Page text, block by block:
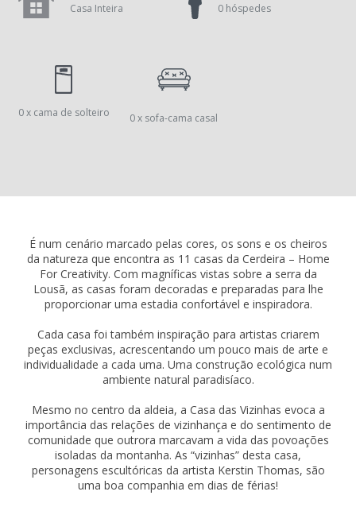
Casa Inteira
0 x cama de solteiro 0 x sofa-cama casal
0 hóspedes
É num cenário marcado pelas cores, os sons e os cheiros
da natureza que encontra as 11 casas da Cerdeira – Home
For Creativity. Com magníficas vistas sobre a serra da
Lousã, as casas foram decoradas e preparadas para lhe
proporcionar uma estadia confortável e inspiradora.
Cada casa foi também inspiração para artistas criarem
peças exclusivas, acrescentando um pouco mais de arte e
individualidade a cada uma. Uma construção ecológica num
ambiente natural paradisíaco.
Mesmo no centro da aldeia, a Casa das Vizinhas evoca a
importância das relações de vizinhança e do sentimento de
comunidade que outrora marcavam a vida das povoações
isoladas da montanha. As “vizinhas” desta casa,
personagens escultóricas da artista Kerstin Thomas, são
uma boa companhia em dias de férias!